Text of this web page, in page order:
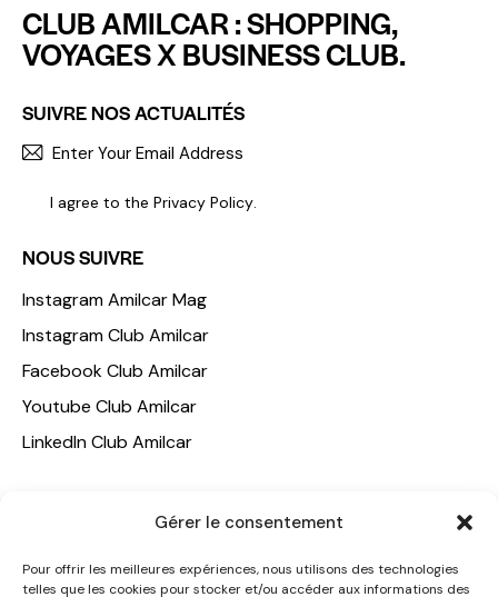
Gérer le consentement
Pour offrir les meilleures expériences, nous utilisons des technologies
telles que les cookies pour stocker et/ou accéder aux informations des
CLUB AMILCAR : SHOPPING,
VOYAGES X BUSINESS CLUB.
SUIVRE NOS ACTUALITÉS
I agree to the Privacy Policy
NOUS SUIVRE
Instagram Amilcar Mag
Instagram Club Amilcar
Facebook Club Amilcar
Youtube Club Amilcar
LinkedIn Club Amilcar
AMILCAR TRAVEL CLUB